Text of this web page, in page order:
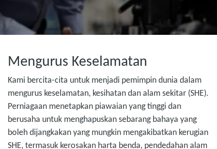
Mengurus Keselamatan
Kami bercita-cita untuk menjadi pemimpin dunia dalam
mengurus keselamatan, kesihatan dan alam sekitar (SHE).
Perniagaan menetapkan piawaian yang tinggi dan
berusaha untuk menghapuskan sebarang bahaya yang
boleh dijangkakan yang mungkin mengakibatkan kerugian
SHE, termasuk kerosakan harta benda, pendedahan alam